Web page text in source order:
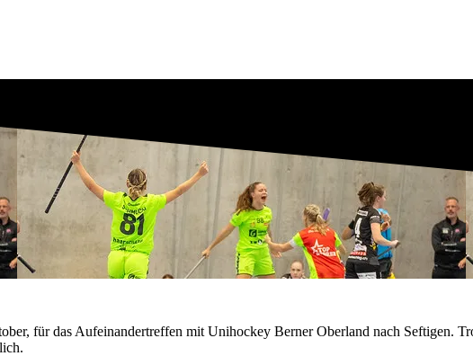
für das Aufeinandertreffen mit Unihockey Berner Oberland nach Seftigen.